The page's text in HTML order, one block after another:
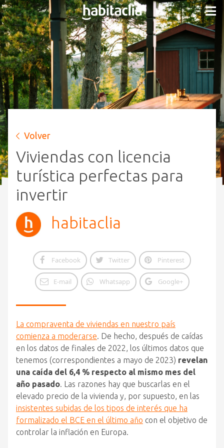
Volver
Viviendas con licencia
turística perfectas para
invertir
habitaclia
Facebook Twitter Pinterest
E-mail Whatsapp Google+
La compraventa de viviendas en nuestro país
comienza a moderarse. De hecho, después de caídas
en los datos de finales de 2022, los últimos datos que
tenemos (correspondientes a mayo de 2023) revelan
una caída del 6,4 % respecto al mismo mes del
año pasado. Las razones hay que buscarlas en el
elevado precio de la vivienda y, por supuesto, en las
insistentes subidas de los tipos de interés que ha
formalizado el BCE en el último año con el objetivo de
controlar la inflación en Europa.